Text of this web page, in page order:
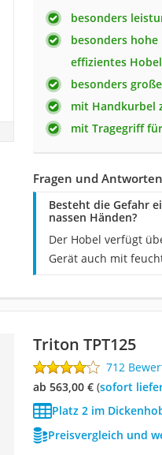
besonders
besonders
effizientes
besonders
mit Handkurbel
mit Tragegriff
Fragen und
Besteht die Gefahr
nassen Händen?
Der Hobel verfügt
Gerät auch mit
Triton TPT125
712
ab 563,00 €( Sofort
Platz 2 im
Preisvergleich und